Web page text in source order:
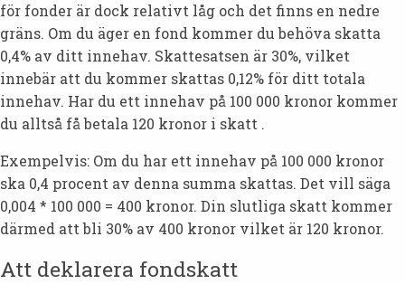
för fonder är dock relativt låg och det finns en nedre
gräns. Om du äger en fond kommer du behöva skatta
0,4% av ditt innehav. Skattesatsen är 30%, vilket
innebär att du kommer skattas 0,12% för ditt totala
innehav. Har du ett innehav på 100 000 kronor kommer
du alltså få betala 120 kronor i skatt .
Exempelvis: Om du har ett innehav på 100 000 kronor
ska 0,4 procent av denna summa skattas. Det vill säga
0,004 * 100 000 = 400 kronor. Din slutliga skatt kommer
därmed att bli 30% av 400 kronor vilket är 120 kronor.
Att deklarera fondskatt